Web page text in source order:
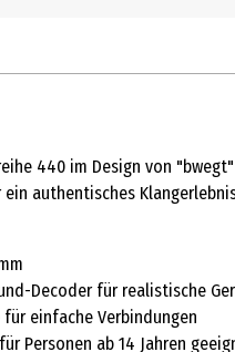
440 im Design von
authentisches
Decoder für realistische
für einfache Verbindungen
Personen ab 14 Jahren